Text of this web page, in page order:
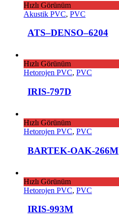
Hızlı Görünüm
Akustik PVC, PVC
ATS–DENSO–6204
Hızlı Görünüm
Hetorojen PVC, PVC
IRIS-797D
Hızlı Görünüm
Hetorojen PVC, PVC
BARTEK-OAK-266M
Hızlı Görünüm
Hetorojen PVC, PVC
IRIS-993M